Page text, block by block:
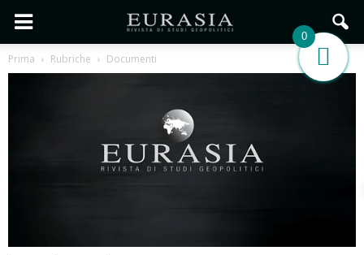
Prima Rubriche Documenti
0